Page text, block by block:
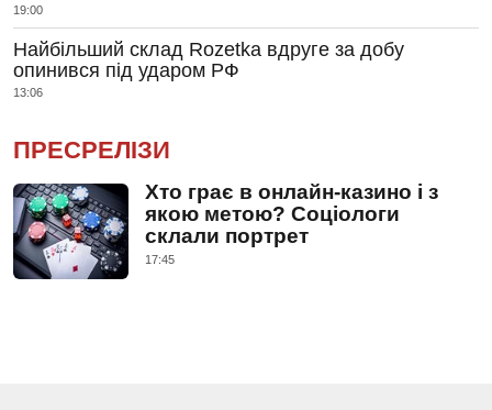
19:00
Найбільший склад Rozetka вдруге за добу
опинився під ударом РФ
13:06
ПРЕСРЕЛІЗИ
Хто грає в онлайн-казино і з
якою метою? Соціологи
склали портрет
17:45